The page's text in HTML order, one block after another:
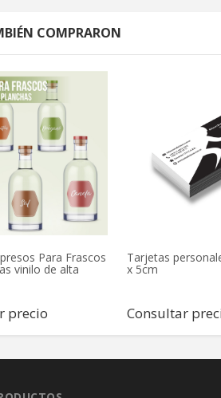
COMPRARON
Para Frascos
vinilo de alta
precio
Tarjetas
x 5cm
Consultar